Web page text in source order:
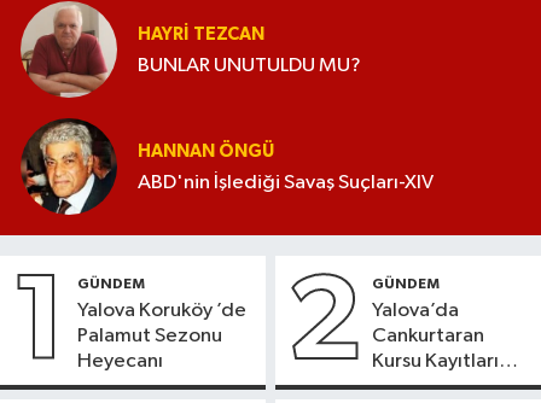
HAYRI TEZCAN
BUNLAR UNUTULDU MU?
HANNAN ÖNGÜ
ABD'nin İşlediği Savaş Suçları-XIV
1 GÜNDEM
Yalova Koruköy ’de
Palamut Sezonu
Heyecanı
2 GÜNDEM
Yalova’da
Cankurtaran
Kursu Kayıtları
Başladı